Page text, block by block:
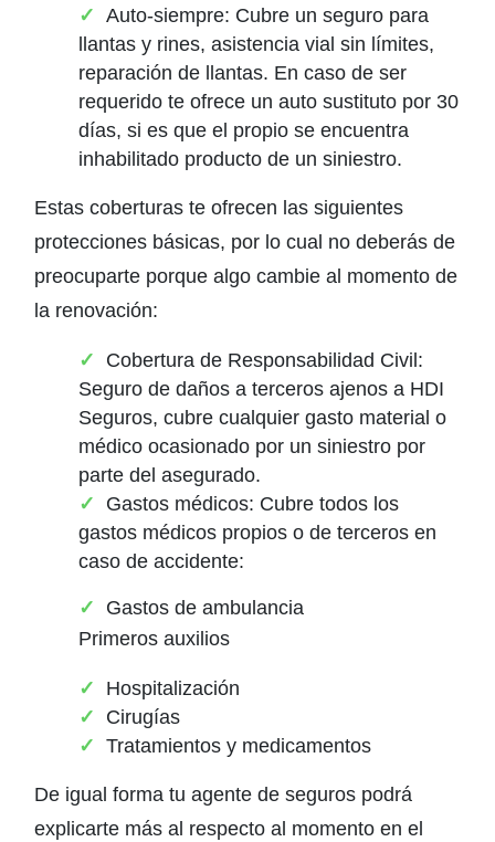
Auto-siempre: Cubre un seguro para
llantas y rines, asistencia vial sin límites,
reparación de llantas. En caso de ser
requerido te ofrece un auto sustituto por 30
días, si es que el propio se encuentra
inhabilitado producto de un siniestro.
Estas coberturas te ofrecen las siguientes
protecciones básicas, por lo cual no deberás de
preocuparte porque algo cambie al momento de
la renovación:
Cobertura de Responsabilidad Civil:
Seguro de daños a terceros ajenos a HDI
Seguros, cubre cualquier gasto material o
médico ocasionado por un siniestro por
parte del asegurado.
Gastos médicos: Cubre todos los
gastos médicos propios o de terceros en
caso de accidente:
Gastos de ambulancia
Primeros auxilios
Hospitalización
Cirugías
Tratamientos y medicamentos
De igual forma tu agente de seguros podrá
explicarte más al respecto al momento en el